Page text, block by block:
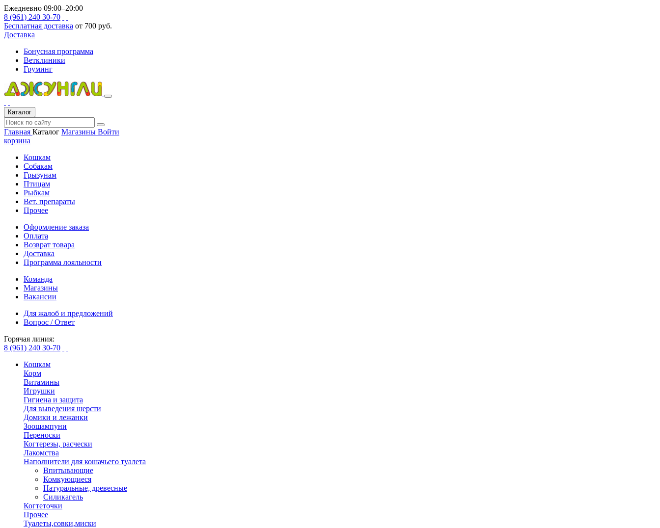
Ежедневно 09:00–20:00
8 (961) 240 30-70
Бесплатная доставка от 700 руб.
Доставка
Бонусная программа
Ветклиники
Груминг
Каталог
Главная Каталог Магазины Войти
корзина
Кошкам
Собакам
Грызунам
Птицам
Рыбкам
Вет. препараты
Прочее
Оформление заказа
Оплата
Возврат товара
Доставка
Программа лояльности
Команда
Магазины
Вакансии
Для жалоб и предложений
Вопрос / Ответ
Горячая линия:
8 (961) 240 30-70
Кошкам
Корм
Витамины
Игрушки
Гигиена и защита
Для выведения шерсти
Домики и лежанки
Зоошампуни
Переноски
Когтерезы, расчески
Лакомства
Наполнители для кошачьего туалета
Впитывающие
Комкующиеся
Натуральные, древесные
Силикагель
Когтеточки
Прочее
Туалеты,совки,миски